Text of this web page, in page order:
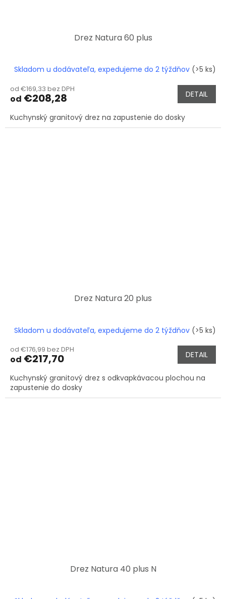
Drez Natura 60 plus
Skladom u dodávateľa, expedujeme do 2 týždňov (>5 ks)
od €169,33 bez DPH
od €208,28 DETAIL
Kuchynský granitový drez na zapustenie do dosky
Drez Natura 20 plus
Skladom u dodávateľa, expedujeme do 2 týždňov (>5 ks)
od €176,99 bez DPH
od €217,70 DETAIL
Kuchynský granitový drez s odkvapkávacou plochou na
zapustenie do dosky
Drez Natura 40 plus N